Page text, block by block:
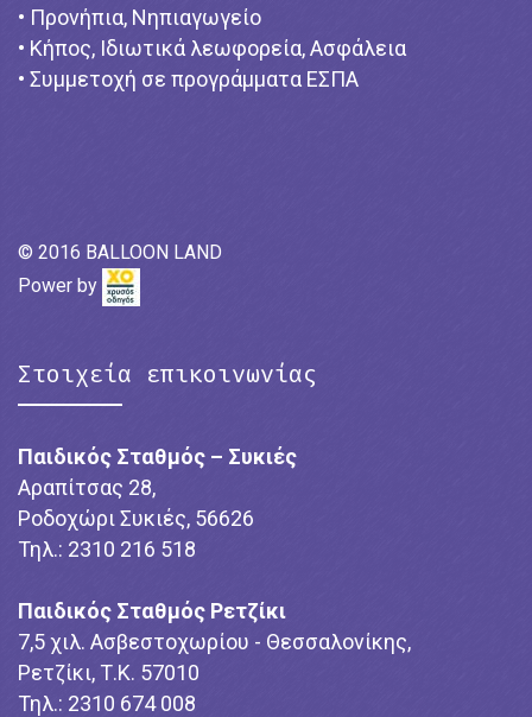
• Προνήπια, Νηπιαγωγείο
• Κήπος, Ιδιωτικά λεωφορεία, Ασφάλεια
• Συμμετοχή σε προγράμματα ΕΣΠΑ
© 2016 BALLOON LAND
Power by
Στοιχεία επικοινωνίας
Παιδικός Σταθμός – Συκιές
Αραπίτσας 28,
Ροδοχώρι Συκιές, 56626
Τηλ.: 2310 216 518
Παιδικός Σταθμός Ρετζίκι
7,5 χιλ. Ασβεστοχωρίου - Θεσσαλονίκης,
Ρετζίκι, Τ.Κ. 57010
Τηλ.: 2310 674 008